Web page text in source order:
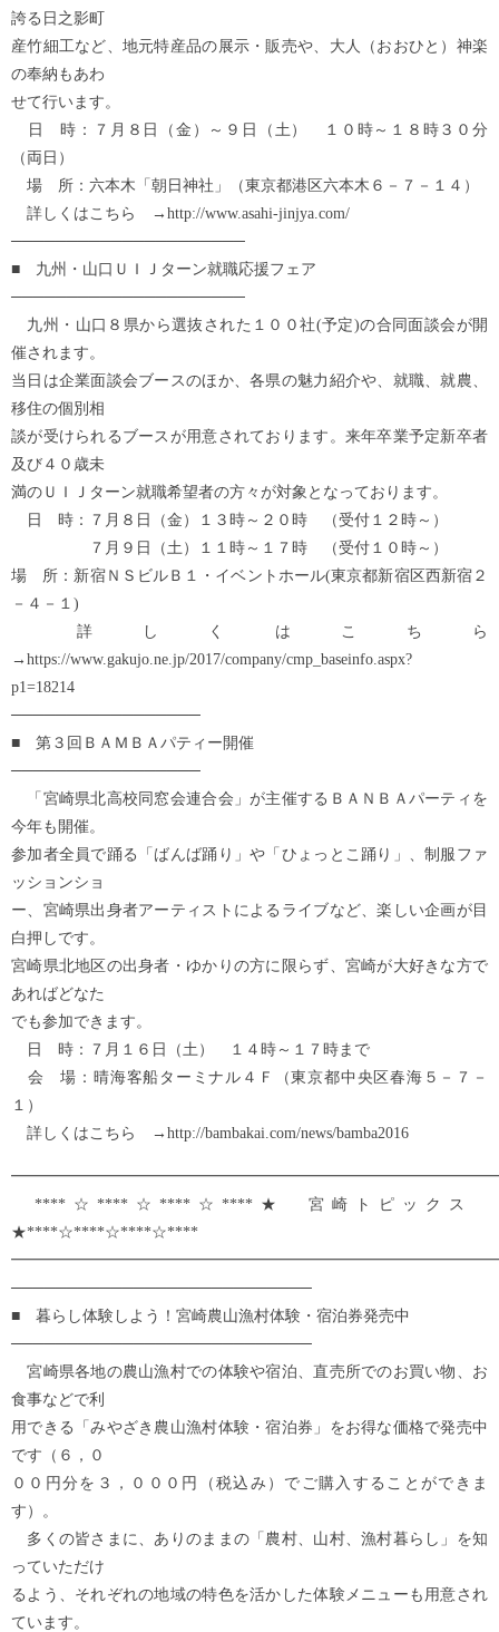
誇る日之影町
産竹細工など、地元特産品の展示・販売や、大人（おおひと）神楽
の奉納もあわ
せて行います。
日 時：７月８日（金）～９日（土） １０時～１８時３０分
（両日）
場 所：六本木「朝日神社」（東京都港区六本木６－７－１４）
詳しくはこちら →http://www.asahi-jinjya.com/
─────────────────────
■ 九州・山口ＵＩＪターン就職応援フェア
─────────────────────
九州・山口８県から選抜された１００社(予定)の合同面談会が開
催されます。
当日は企業面談会ブースのほか、各県の魅力紹介や、就職、就農、
移住の個別相
談が受けられるブースが用意されております。来年卒業予定新卒者
及び４０歳未
満のＵＩＪターン就職希望者の方々が対象となっております。
日 時：７月８日（金）１３時～２０時 （受付１２時～）
７月９日（土）１１時～１７時 （受付１０時～）
場 所：新宿ＮＳビルＢ１・イベントホール(東京都新宿区西新宿２
－４－１)
詳しくはこちら
→https://www.gakujo.ne.jp/2017/company/cmp_baseinfo.aspx?
p1=18214
─────────────────
■ 第３回ＢＡＭＢＡパティー開催
─────────────────
「宮崎県北高校同窓会連合会」が主催するＢＡＮＢＡパーティを
今年も開催。
参加者全員で踊る「ばんば踊り」や「ひょっとこ踊り」、制服ファ
ッションショ
ー、宮崎県出身者アーティストによるライブなど、楽しい企画が目
白押しです。
宮崎県北地区の出身者・ゆかりの方に限らず、宮崎が大好きな方で
あればどなた
でも参加できます。
日 時：７月１６日（土） １４時～１７時まで
会 場：晴海客船ターミナル４Ｆ（東京都中央区春海５－７－
１）
詳しくはこちら →http://bambakai.com/news/bamba2016
****☆****☆****☆****★ 宮崎トピックス
★****☆****☆****☆****
───────────────────────────
■ 暮らし体験しよう！宮崎農山漁村体験・宿泊券発売中
───────────────────────────
宮崎県各地の農山漁村での体験や宿泊、直売所でのお買い物、お
食事などで利
用できる「みやざき農山漁村体験・宿泊券」をお得な価格で発売中
です（６，０
００円分を３，０００円（税込み）でご購入することができま
す）。
多くの皆さまに、ありのままの「農村、山村、漁村暮らし」を知
っていただけ
るよう、それぞれの地域の特色を活かした体験メニューも用意され
ています。